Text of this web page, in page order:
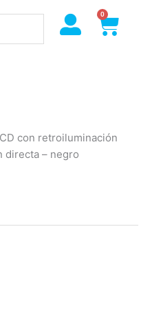
0
Cart
con retroiluminación
directa – negro